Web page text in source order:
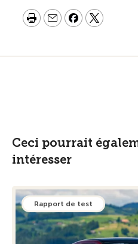
Ceci pourrait
intéresser
Rapport de test